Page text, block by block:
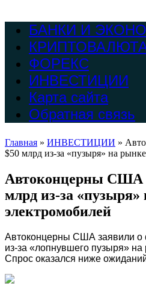
БАНКИ И
ФОРЕКС
ИНВЕСТИЦИИ
Карта сайта
Обратная связь
Главная » ИНВЕСТИЦИИ »
$50 млрд из-за «пузыря» на
Автоконцерны США
млрд из-за
электромобилей
Автоконцерны США заявили о
из-за «лопнувшего пузыря»
Спрос оказался ниже